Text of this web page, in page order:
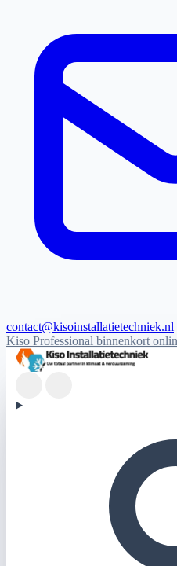
contact@kisoinstallatietechniek.nl
Kiso Professional binnenkort